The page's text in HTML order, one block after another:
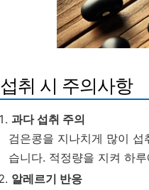
섭취 시 주의사항
과다 섭취 주의
검은콩을 지나치게 많이
습니다. 적정량을 지켜 하
알레르기 반응